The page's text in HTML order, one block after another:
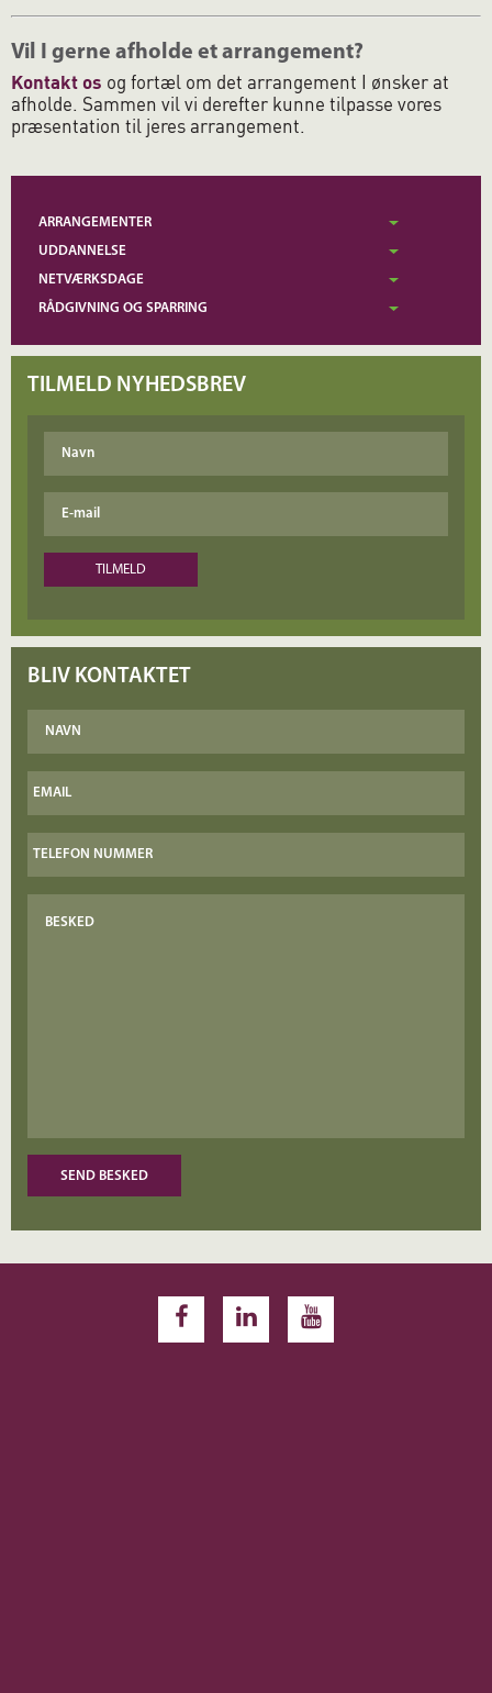
Vil I gerne afholde et arrangement?
Kontakt os og fortæl om det arrangement I ønsker at
afholde. Sammen vil vi derefter kunne tilpasse vores
præsentation til jeres arrangement.
ARRANGEMENTER
UDDANNELSE
NETVÆRKSDAGE
RÅDGIVNING OG SPARRING
TILMELD NYHEDSBREV
BLIV KONTAKTET